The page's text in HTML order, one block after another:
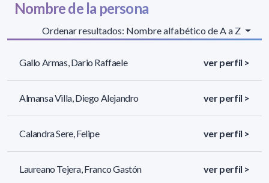
Nombre de la persona
Ordenar resultados: Nombre alfabético de A a Z
Gallo Armas, Dario Raffaele ver perfil >
Almansa Villa, Diego Alejandro ver perfil >
Calandra Sere, Felipe ver perfil >
Laureano Tejera, Franco Gastón ver perfil >